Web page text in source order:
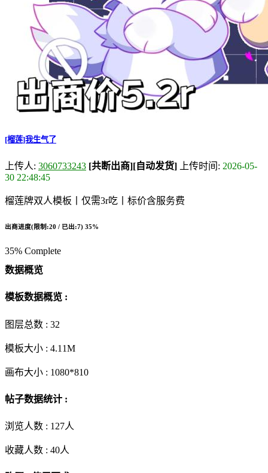
[榴莲]我生气了
上传人: 3060733243 [共断出商][自动发货] 上传时间: 2026-05-
30 22:48:45
榴莲牌双人模板丨仅需3r吃丨标价含服务费
出商进度(限制:20 / 已出:7) 35%
35% Complete
数据概览
模板数据概览 :
图层总数 : 32
模板大小 : 4.11M
画布大小 : 1080*810
帖子数据统计 :
浏览人数 : 127人
收藏人数 : 40人